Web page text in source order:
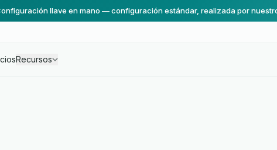
llave en mano — configuración estándar, realizada por
Recursos